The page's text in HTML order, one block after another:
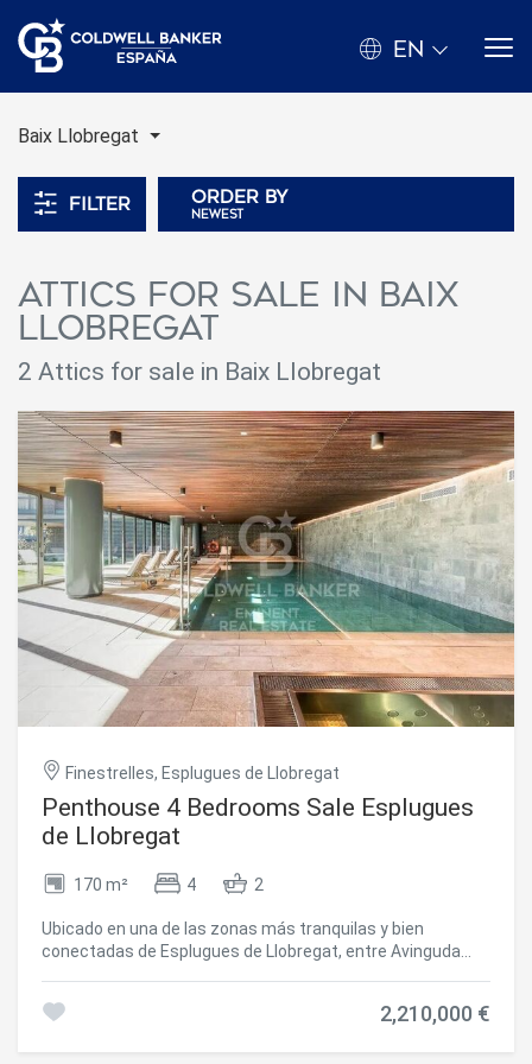
EN
Baix Llobregat
Filter Order by
newest
Attics for sale in Baix
Llobregat
2 Attics for sale in Baix Llobregat
Finestrelles, Esplugues de Llobregat
Penthouse 4 Bedrooms Sale Esplugues
de Llobregat
170 m² 4 2
Ubicado en una de las zonas más tranquilas y bien
conectadas de Esplugues de Llobregat, entre Avinguda
única que combina amplitud, luz natural y una terraza
2,210,000 €